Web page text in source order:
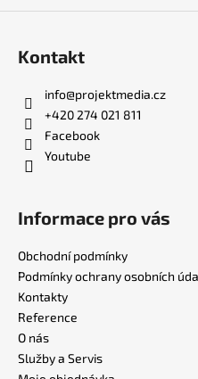
Kontakt
info@projektmedia.cz
+420 274 021 811
Facebook
Youtube
Informace pro vás
Obchodní podmínky
Podmínky ochrany osobních
Kontakty
Reference
O nás
Služby a Servis